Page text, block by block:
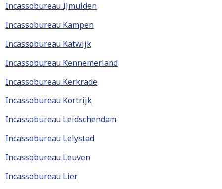
Incassobureau IJmuiden
Incassobureau Kampen
Incassobureau Katwijk
Incassobureau Kennemerland
Incassobureau Kerkrade
Incassobureau Kortrijk
Incassobureau Leidschendam
Incassobureau Lelystad
Incassobureau Leuven
Incassobureau Lier